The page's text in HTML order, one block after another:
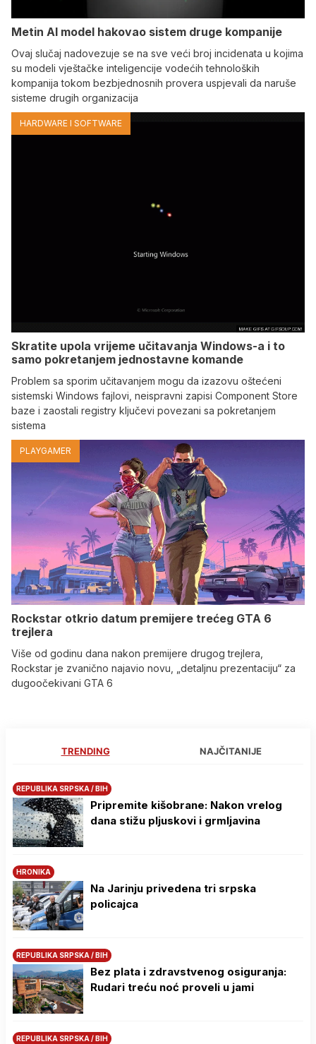
Metin AI model hakovao sistem druge kompanije
Ovaj slučaj nadovezuje se na sve veći broj incidenata u kojima
su modeli vještačke inteligencije vodećih tehnoloških
kompanija tokom bezbjednosnih provera uspjevali da naruše
sisteme drugih organizacija
HARDWARE I SOFTWARE
Skratite upola vrijeme učitavanja Windows-a i to
samo pokretanjem jednostavne komande
Problem sa sporim učitavanjem mogu da izazovu oštećeni
sistemski Windows fajlovi, neispravni zapisi Component Store
baze i zaostali registry ključevi povezani sa pokretanjem
sistema
PLAYGAMER
Rockstar otkrio datum premijere trećeg GTA 6
trejlera
Više od godinu dana nakon premijere drugog trejlera,
Rockstar je zvanično najavio novu, „detaljnu prezentaciju“ za
dugoočekivani GTA 6
TRENDING NAJČITANIJE
REPUBLIKA SRPSKA / BIH
Pripremite kišobrane: Nakon vrelog
dana stižu pljuskovi i grmljavina
HRONIKA
Na Јarinju privedena tri srpska
policajca
REPUBLIKA SRPSKA / BIH
Bez plata i zdravstvenog osiguranja:
Rudari treću noć proveli u jami
REPUBLIKA SRPSKA / BIH